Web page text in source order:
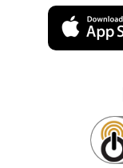
MGR